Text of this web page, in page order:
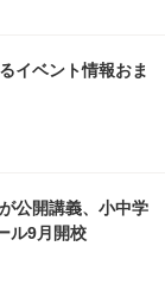
イベント情報おま
公開講義、小中学
ル9月開校